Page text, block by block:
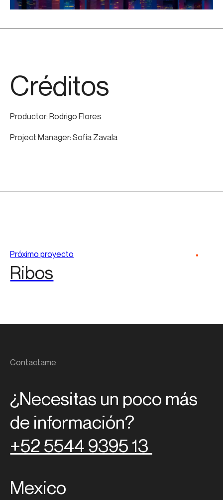
Créditos
Productor: Rodrigo Flores
Project Manager: Sofía Zavala
Próximo proyecto
Ribos
Contactame
¿Necesitas un poco más
de información?
+52 5544 9395 13
Mexico